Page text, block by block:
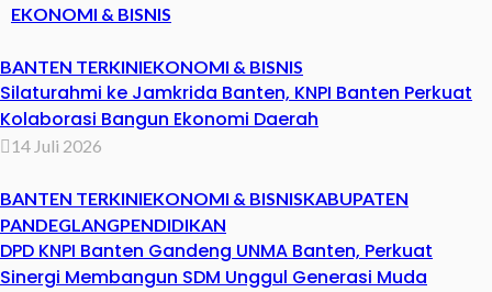
EKONOMI & BISNIS
BANTEN TERKINIEKONOMI & BISNIS
Silaturahmi ke Jamkrida Banten, KNPI Banten Perkuat
Kolaborasi Bangun Ekonomi Daerah
14 Juli 2026
BANTEN TERKINIEKONOMI & BISNISKABUPATEN
PANDEGLANGPENDIDIKAN
DPD KNPI Banten Gandeng UNMA Banten, Perkuat
Sinergi Membangun SDM Unggul Generasi Muda